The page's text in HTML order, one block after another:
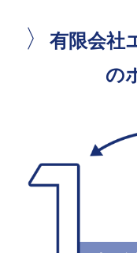
〉
有限会社
の